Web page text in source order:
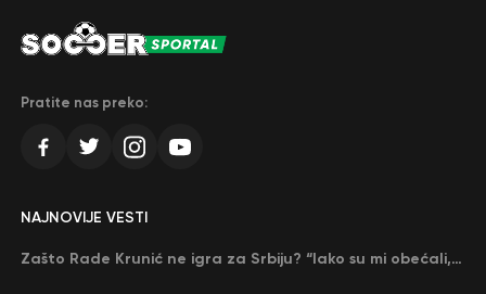
Pratite nas preko:
NAJNOVIJE VESTI
Zašto Rade Krunić ne igra za Srbiju? “Iako su mi obećali, niko me nije zvao…”